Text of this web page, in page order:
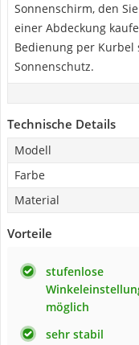
Sonnenschirm, den
einer Abdeckung
Bedienung per
Sonnenschutz.
Technische Details
Modell
Farbe
Material
Vorteile
stufenlose
möglich
sehr stabil